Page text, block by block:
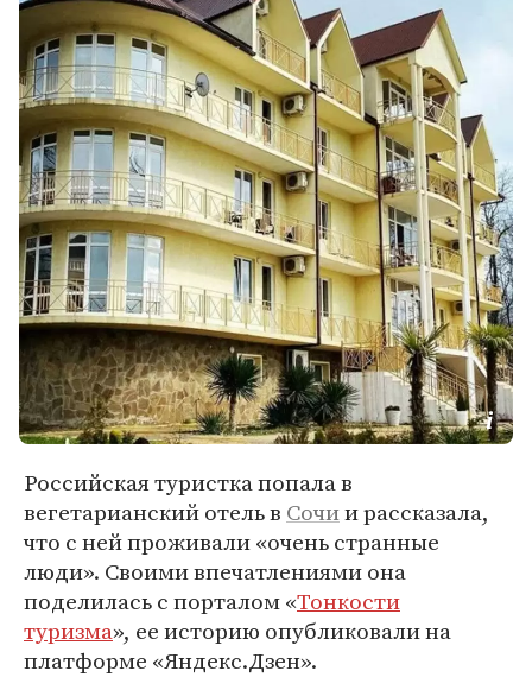
Российская туристка попала в
вегетарианский отель в Сочии рассказала,
что с ней проживали «очень странные
люди». Своими впечатлениями она
поделилась с порталом «Тонкости
туризма», ее историю опубликовали на
платформе «Яндекс.Дзен».